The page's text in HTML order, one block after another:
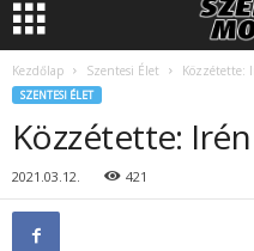
Kezdőlap Szentesi Élet Közzétette:
SZENTESI ÉLET
Közzétette:
2021.03.12. 421